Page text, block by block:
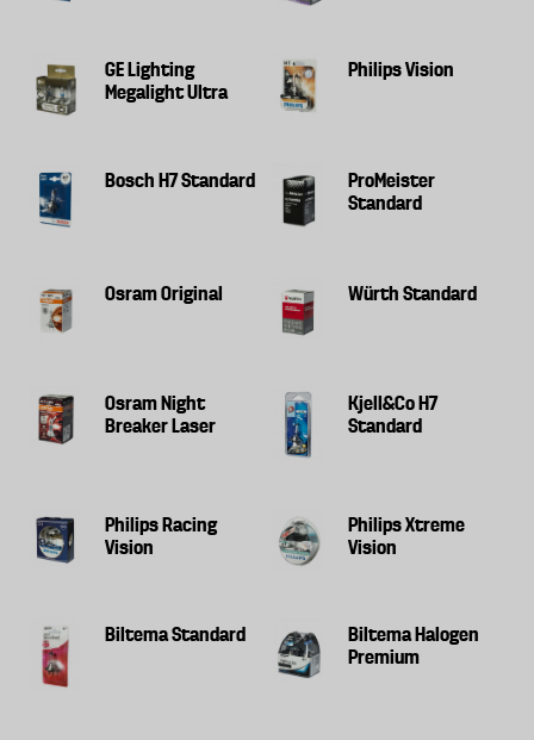
GE Lighting
Megalight Ultra
Philips Vision
Bosch H7 Standard
ProMeister
Standard
Osram Original Würth Standard
Osram Night
Breaker Laser
Kjell&Co H7
Standard
Philips Racing
Vision
Philips Xtreme
Vision
Biltema Standard
Biltema Halogen
Premium